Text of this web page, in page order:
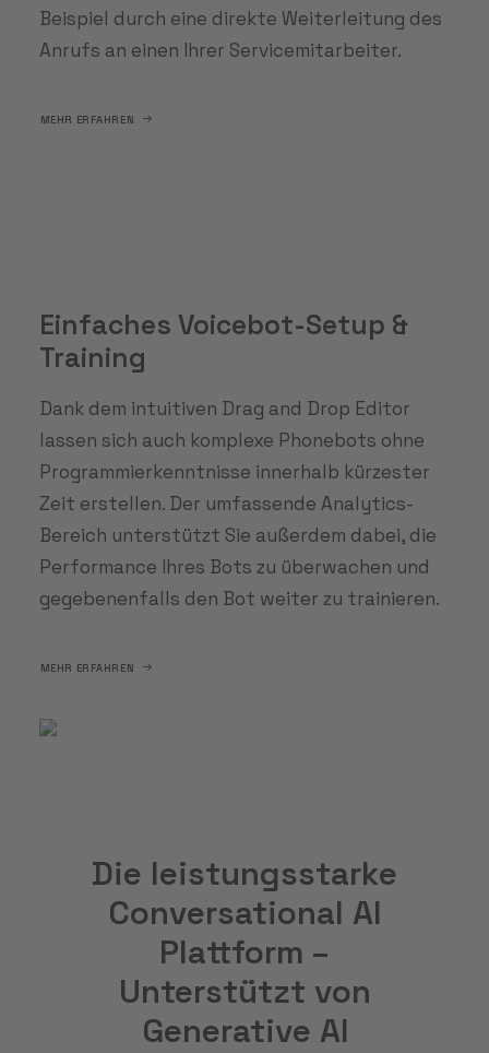
Beispiel durch eine direkte Weiterleitung des
Anrufs an einen Ihrer Servicemitarbeiter.
MEHR ERFAHREN
Einfaches Voicebot-Setup &
Training
Dank dem intuitiven Drag and Drop Editor
lassen sich auch komplexe Phonebots ohne
Programmierkenntnisse innerhalb kürzester
Zeit erstellen. Der umfassende Analytics-
Bereich unterstützt Sie außerdem dabei, die
Performance Ihres Bots zu überwachen und
gegebenenfalls den Bot weiter zu trainieren.
MEHR ERFAHREN
Die leistungsstarke
Conversational AI
Plattform –
Unterstützt von
Generative AI